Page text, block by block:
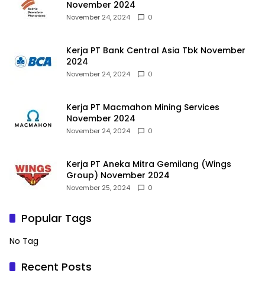
November 2024
November 24, 2024 0
Kerja PT Bank Central Asia Tbk November
2024
November 24, 2024 0
Kerja PT Macmahon Mining Services
November 2024
November 24, 2024 0
Kerja PT Aneka Mitra Gemilang (Wings
Group) November 2024
November 25, 2024 0
Popular Tags
No Tag
Recent Posts